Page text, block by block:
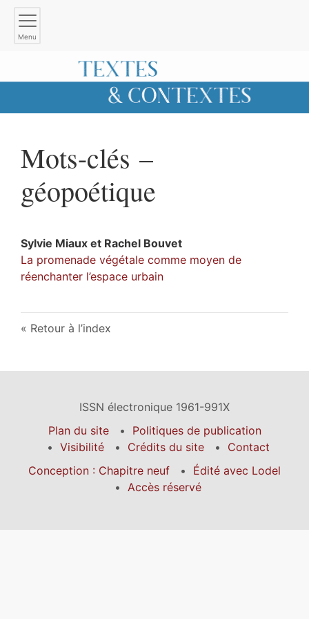
Menu
Mots-clés –
géopoétique
Sylvie Miaux et Rachel Bouvet
La promenade végétale comme moyen de
réenchanter l’espace urbain
Retour à l’index
ISSN électronique 1961-991X
Plan du site
Politiques de publication
Visibilité
Crédits du site
Contact
Conception : Chapitre neuf
Édité avec Lodel
Accès réservé